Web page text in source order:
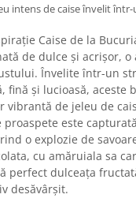
intens de caise învelit
Caise de la
de dulce și acrișor, o
Învelite într-un
fină și lucioasă, aceste
vibrantă de jeleu de
proaspete este
o explozie de
cu amăruiala sa
perfect dulceața
desăvârșit.